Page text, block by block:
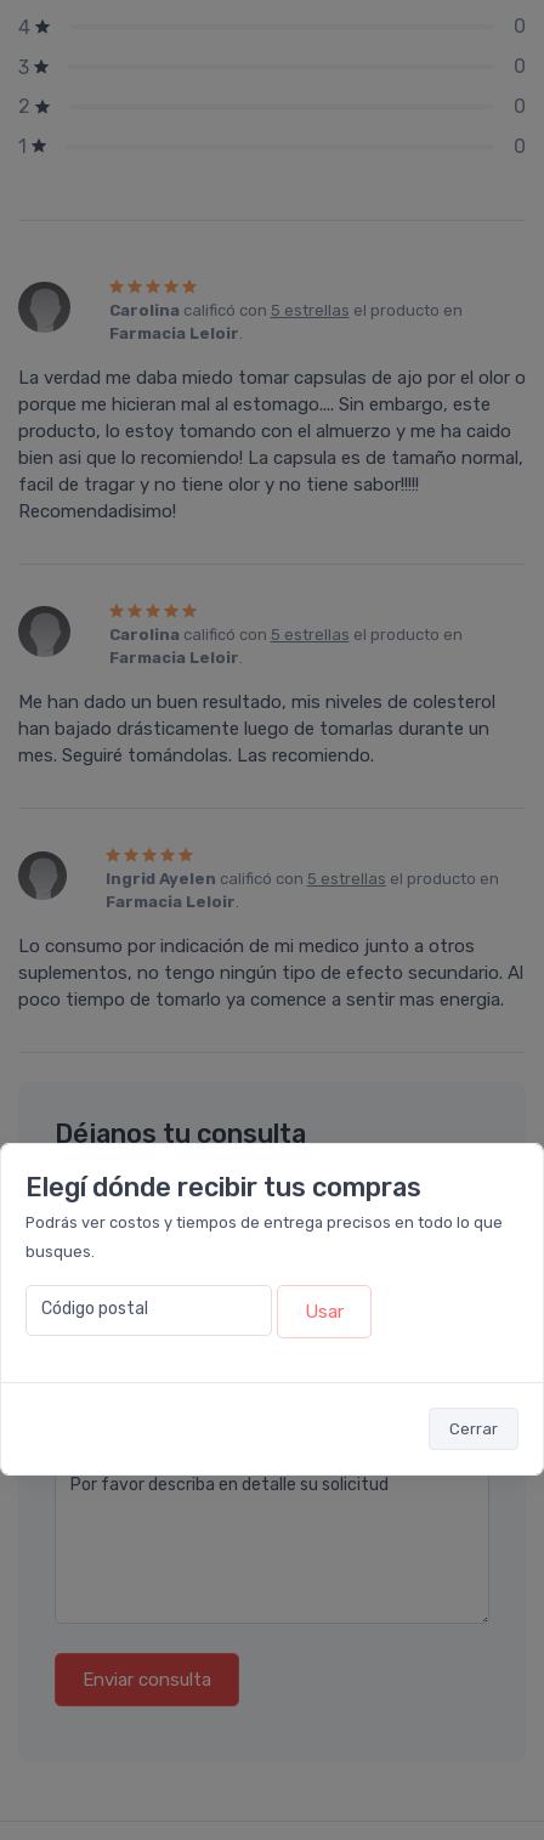
Elegí dónde recibir tus compras
Podrás ver costos y tiempos de entrega precisos en todo lo que
busques.
Código postal Usar
Cerrar
4
0
3
0
2
0
1
0
Carolina calificó con 5 estrellas el producto en
Farmacia Leloir.
La verdad me daba miedo tomar capsulas de ajo por el olor o
porque me hicieran mal al estomago.... Sin embargo, este
producto, lo estoy tomando con el almuerzo y me ha caido
bien asi que lo recomiendo! La capsula es de tamaño normal,
facil de tragar y no tiene olor y no tiene sabor!!!!!
Recomendadisimo!
Carolina calificó con 5 estrellas el producto en
Farmacia Leloir.
Me han dado un buen resultado, mis niveles de colesterol
han bajado drásticamente luego de tomarlas durante un
mes. Seguiré tomándolas. Las recomiendo.
Ingrid Ayelen calificó con 5 estrellas el producto en
Farmacia Leloir.
Lo consumo por indicación de mi medico junto a otros
suplementos, no tengo ningún tipo de efecto secundario. Al
poco tiempo de tomarlo ya comence a sentir mas energia.
Déjanos tu consulta
Nombre completo* (ej. Diego Lopez)
Por favor describa en detalle su solicitud
Enviar consulta